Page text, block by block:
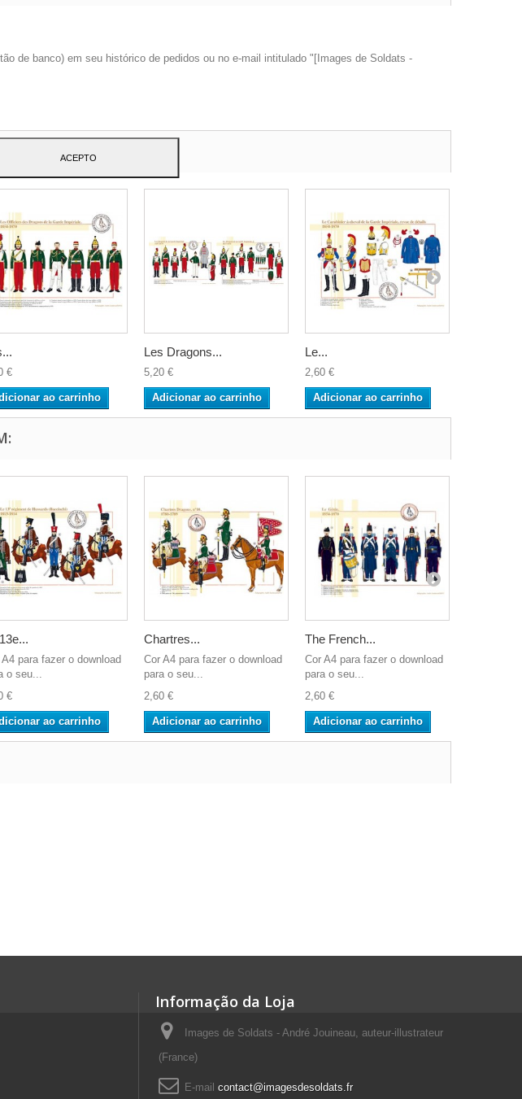
de banco) em seu histórico de pedidos ou no e-mail intitulado "[Images de Soldats -
€
ao carrinho
Les Dragons...
5,20 €
Adicionar ao carrinho
Le...
2,60 €
Adicionar ao carrinho
A4 para fazer o download
o seu...
€
ao carrinho
Chartres...
Cor A4 para fazer o download
para o seu...
2,60 €
Adicionar ao carrinho
The French...
Cor A4 para fazer o download
para o seu...
2,60 €
Adicionar ao carrinho
Informação da Loja
Images de Soldats - André Jouineau, auteur-illustrateur
(France)
E-mail contact@imagesdesoldats.fr
seus hábitos navegação.
ACEPTO